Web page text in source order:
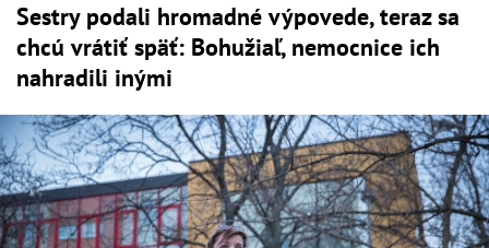
Sestry podali hromadné výpovede, teraz sa
chcú vrátiť späť: Bohužiaľ, nemocnice ich
nahradili inými